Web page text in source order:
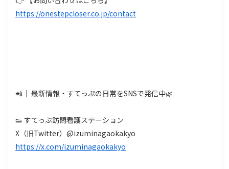
https://onestepcloser.co.jp/contact
📲｜ 最新情報・すてっぷの日常をSNSで発信中🌿
👟 すてっぷ訪問看護ステーション
X（旧Twitter）@izuminagaokakyo
https://x.com/izuminagaokakyo